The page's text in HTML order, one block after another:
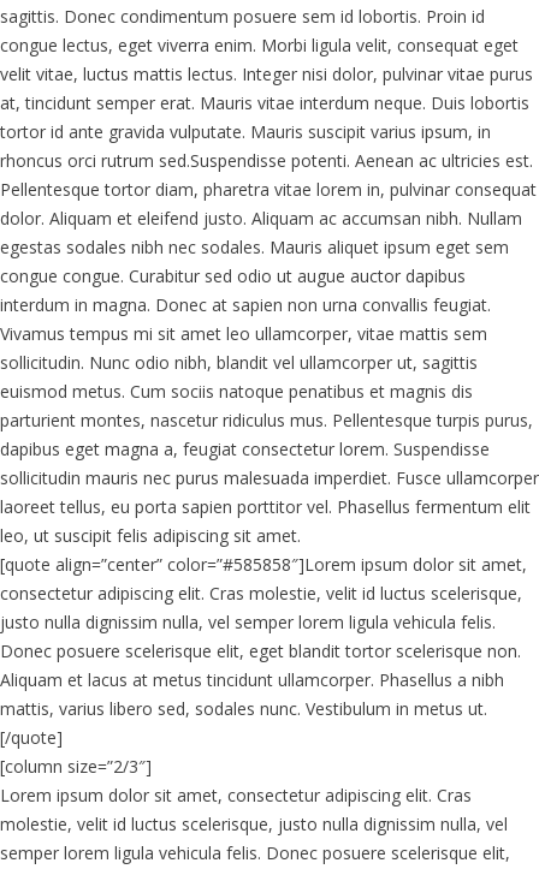
sagittis. Donec condimentum posuere sem id lobortis. Proin id
congue lectus, eget viverra enim. Morbi ligula velit, consequat eget
velit vitae, luctus mattis lectus. Integer nisi dolor, pulvinar vitae purus
at, tincidunt semper erat. Mauris vitae interdum neque. Duis lobortis
tortor id ante gravida vulputate. Mauris suscipit varius ipsum, in
rhoncus orci rutrum sed.Suspendisse potenti. Aenean ac ultricies est.
Pellentesque tortor diam, pharetra vitae lorem in, pulvinar consequat
dolor. Aliquam et eleifend justo. Aliquam ac accumsan nibh. Nullam
egestas sodales nibh nec sodales. Mauris aliquet ipsum eget sem
congue congue. Curabitur sed odio ut augue auctor dapibus
interdum in magna. Donec at sapien non urna convallis feugiat.
Vivamus tempus mi sit amet leo ullamcorper, vitae mattis sem
sollicitudin. Nunc odio nibh, blandit vel ullamcorper ut, sagittis
euismod metus. Cum sociis natoque penatibus et magnis dis
parturient montes, nascetur ridiculus mus. Pellentesque turpis purus,
dapibus eget magna a, feugiat consectetur lorem. Suspendisse
sollicitudin mauris nec purus malesuada imperdiet. Fusce ullamcorper
laoreet tellus, eu porta sapien porttitor vel. Phasellus fermentum elit
leo, ut suscipit felis adipiscing sit amet.
[quote align=”center” color=”#585858″]Lorem ipsum dolor sit amet,
consectetur adipiscing elit. Cras molestie, velit id luctus scelerisque,
justo nulla dignissim nulla, vel semper lorem ligula vehicula felis.
Donec posuere scelerisque elit, eget blandit tortor scelerisque non.
Aliquam et lacus at metus tincidunt ullamcorper. Phasellus a nibh
mattis, varius libero sed, sodales nunc. Vestibulum in metus ut.
[/quote]
[column size=”2/3″]
Lorem ipsum dolor sit amet, consectetur adipiscing elit. Cras
molestie, velit id luctus scelerisque, justo nulla dignissim nulla, vel
semper lorem ligula vehicula felis. Donec posuere scelerisque elit,